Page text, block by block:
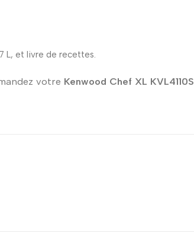
L, et livre de recettes.
votre Kenwood Chef XL KVL4110S